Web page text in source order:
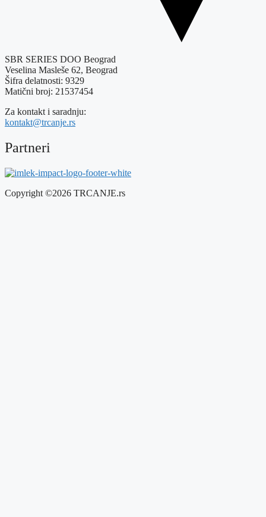
SBR SERIES DOO Beograd
Veselina Masleše 62, Beograd
Šifra delatnosti: 9329
Matični broj: 21537454
Za kontakt i saradnju:
kontakt@trcanje.rs
Partneri
Copyright ©2026 TRCANJE.rs